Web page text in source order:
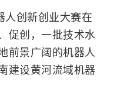
人创新创业大赛在
促创，一批技术水
前景广阔的机器人
建设黄河流域机器